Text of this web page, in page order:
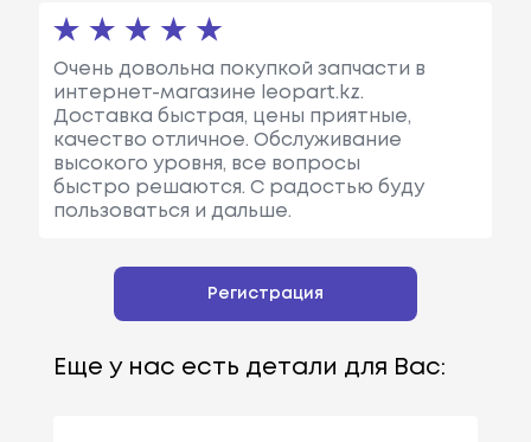
Очень довольна покупкой запчасти в
интернет-магазине leopart.kz.
Доставка быстрая, цены приятные,
качество отличное. Обслуживание
высокого уровня, все вопросы
быстро решаются. С радостью буду
пользоваться и дальше.
Регистрация
Еще у нас есть детали для Вас: